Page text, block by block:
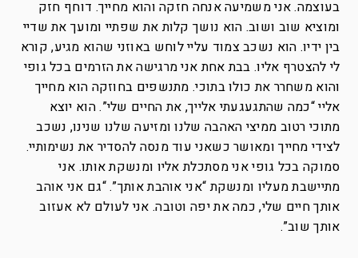
בעוצמה. אני משמיעה אנחה חזקה והוא מחייך. דוחף חזק
ומוציא שוב ושוב. הוא נושך קלות את שפתיי ומועך את שדיי
בין ידיו. הוא נשכב צמוד עליי לוחש באוזני שהוא מגיע, קורא
לי להצטרף אליו. בבת אחת אני מרגישה את הזרמים בכל גופי
והוא משחרר את כולו בתוכי. מתנשפים בחוזקה הוא מחייך
אליי “כמה שהתגעגעתי אלייך, את החיים שלי”. הוא יוצא
מתוכי רטוב ממיצי האהבה שלנו ומזיעה שלנו שנינו, נשכב
לצידי מחייך ומאושר כשאני עוד מנסה להסדיר את נשימותיי.
סמוקה בכל גופי אני מסתכלת אליו ומנשקת אותו. אני
מתיישבת מעליו ומנשקת “אני אוהבת אותך”. “גם אני אוהב
אותך חיים שלי, כמה את יפה וטובה. אני לעולם לא אעזוב
אותך שוב”.